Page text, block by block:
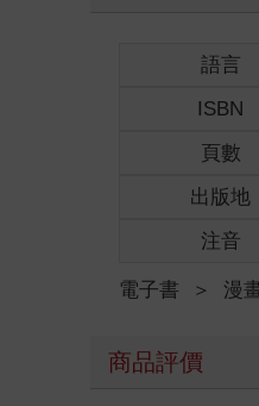
語言
ISBN
頁數
出版地
注音
電子書 ＞ 漫
商品評價